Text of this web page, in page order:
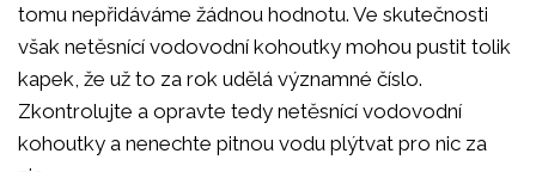
tomu nepřidáváme žádnou hodnotu. Ve skutečnosti
však netěsnící vodovodní kohoutky mohou pustit tolik
kapek, že už to za rok udělá významné číslo.
Zkontrolujte a opravte tedy netěsnící vodovodní
kohoutky a nenechte pitnou vodu plýtvat pro nic za